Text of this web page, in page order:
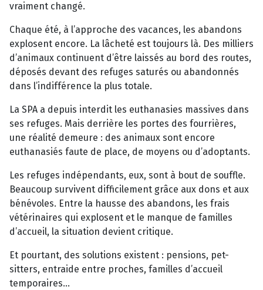
vraiment changé.
Chaque été, à l’approche des vacances, les abandons
explosent encore. La lâcheté est toujours là. Des milliers
d’animaux continuent d’être laissés au bord des routes,
déposés devant des refuges saturés ou abandonnés
dans l’indifférence la plus totale.
La SPA a depuis interdit les euthanasies massives dans
ses refuges. Mais derrière les portes des fourrières,
une réalité demeure : des animaux sont encore
euthanasiés faute de place, de moyens ou d’adoptants.
Les refuges indépendants, eux, sont à bout de souffle.
Beaucoup survivent difficilement grâce aux dons et aux
bénévoles. Entre la hausse des abandons, les frais
vétérinaires qui explosent et le manque de familles
d’accueil, la situation devient critique.
Et pourtant, des solutions existent : pensions, pet-
sitters, entraide entre proches, familles d’accueil
temporaires…